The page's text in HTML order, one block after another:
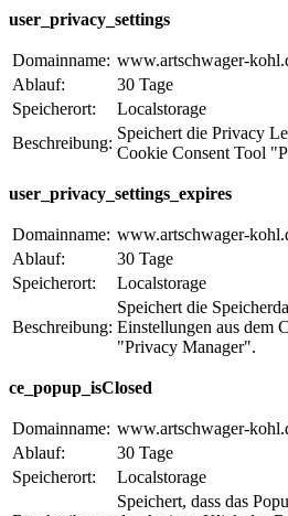
user_privacy_settings
Domainname: www.artschwager-
Ablauf:
30 Tage
Speicherort:
Localstorage
Beschreibung:
Speichert die Privacy
Cookie Consent Tool
user_privacy_settings_expires
Domainname: www.artschwager-
Ablauf:
30 Tage
Speicherort:
Localstorage
Beschreibung:
Speichert die
Einstellungen aus dem
"Privacy Manager".
ce_popup_isClosed
Domainname: www.artschwager-
Ablauf:
30 Tage
Speicherort:
Localstorage
Speichert, dass das